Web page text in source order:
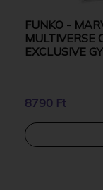
FUNKO -
MULTIVERSE
EXCLUSIVE
8790 Ft